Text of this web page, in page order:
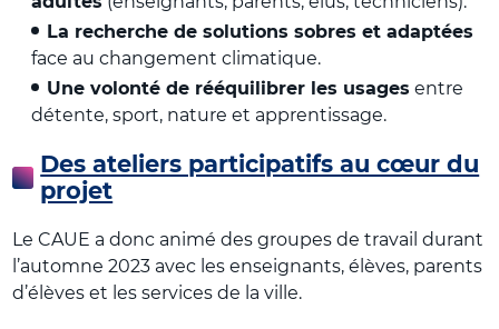
La recherche de solutions sobres et adaptées
face au changement climatique.
Une volonté de rééquilibrer les usages entre
détente, sport, nature et apprentissage.
Des ateliers participatifs au cœur du
projet
Le CAUE a donc animé des groupes de travail durant
l’automne 2023 avec les enseignants, élèves, parents
d’élèves et les services de la ville.